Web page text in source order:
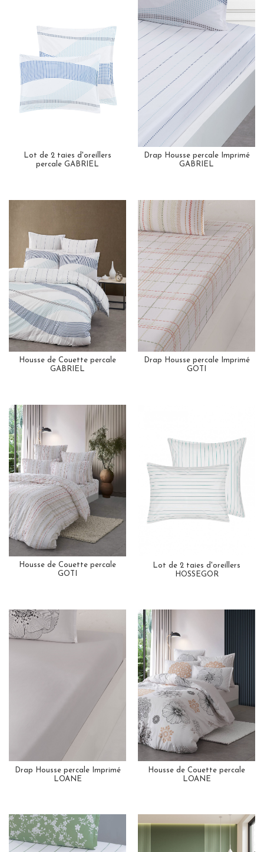
Lot de 2 taies d'oreillers
percale GABRIEL
Drap Housse percale Imprimé
GABRIEL
Housse de Couette percale
GABRIEL
Drap Housse percale Imprimé
GOTI
Housse de Couette percale
GOTI
Lot de 2 taies d'oreillers
HOSSEGOR
Drap Housse percale Imprimé
LOANE
Housse de Couette percale
LOANE